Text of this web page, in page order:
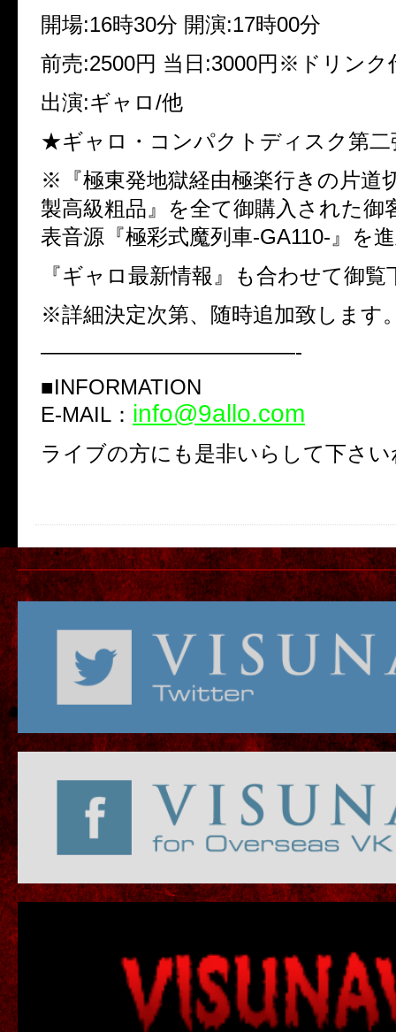
開場:16時30分 開演:17時00分
前売:2500円 当日:3000円※ドリンク
出演:ギャロ/他
★ギャロ・コンパクトディスク第
※『極東発地獄経由極楽行きの片道
製高級粗品』を全て御購入された御
表音源『極彩式魔列車-GA110-』を
『ギャロ最新情報』も合わせて御
※詳細決定次第、随時追加致します
————————————-
■INFORMATION
E-MAIL： info@9allo.com
ライブの方にも是非いらして下さい